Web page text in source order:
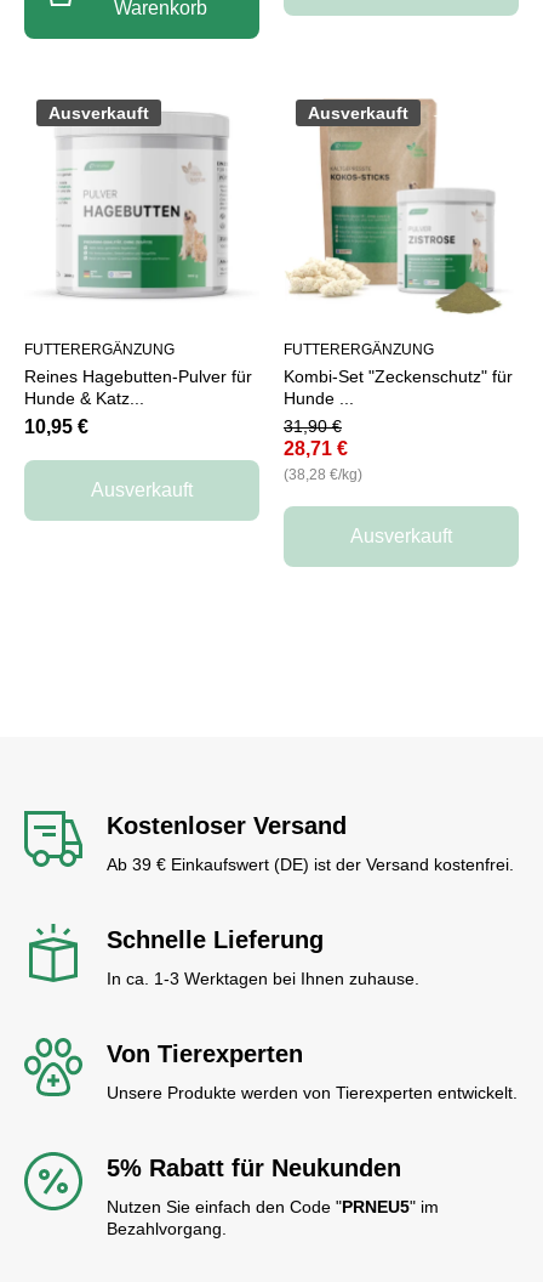
Warenkorb
Ausverkauft
FUTTERERGÄNZUNG
Reines Hagebutten-Pulver für
Hunde & Katz...
10,95 €
Ausverkauft
Ausverkauft
FUTTERERGÄNZUNG
Kombi-Set "Zeckenschutz" für
Hunde ...
31,90 €
28,71 €
(38,28 €/
pro kg)
Ausverkauft
Kostenloser Versand
Ab 39 € Einkaufswert (DE) ist der Versand kostenfrei.
Schnelle Lieferung
In ca. 1-3 Werktagen bei Ihnen zuhause.
Von Tierexperten
Unsere Produkte werden von Tierexperten entwickelt.
5% Rabatt für Neukunden
Nutzen Sie einfach den Code "PRNEU5" im
Bezahlvorgang.